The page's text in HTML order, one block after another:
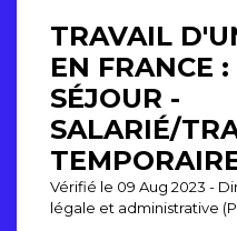
TRAVAIL
EN FRANCE
SÉJOUR -
SALARIÉ/
Vérifié le 09 Aug 2023 -
légale et administrative